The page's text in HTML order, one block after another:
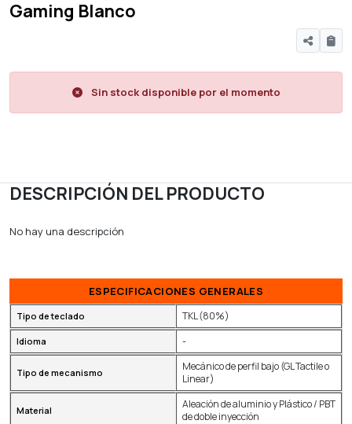
Gaming Blanco
Sin stock disponible por el momento
DESCRIPCIÓN DEL PRODUCTO
No hay una descripción
ESPECIFICACIONES GENERALES
Tipo de teclado TKL (80%)
Idioma -
Tipo de mecanismo
Mecánico de perfil bajo (GL Tactile o
Linear)
Material
Aleación de aluminio y Plástico / PBT
de doble inyección